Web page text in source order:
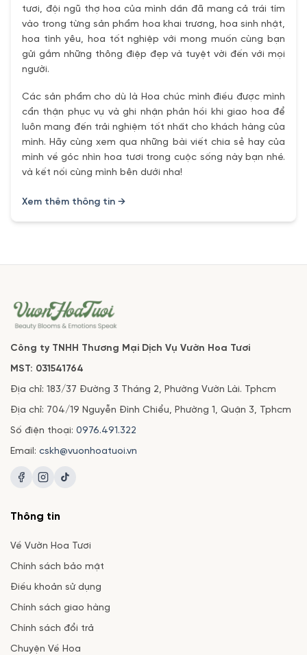
tươi, đội ngũ thợ hoa của mình dần đã mang cả trái tím
vào trong từng sản phẩm hoa khai trương, hoa sinh nhật,
hoa tình yêu, hoa tốt nghiệp với mong muốn cùng bạn
gửi gắm những thông điệp đẹp và tuyệt vời đến với mọi
người.
Các sản phẩm cho dù là Hoa chúc mình điều được mình
cẩn thận phục vụ và ghi nhận phản hồi khi giao hoa để
luôn mang đến trải nghiệm tốt nhất cho khách hàng của
mình. Hãy cùng xem qua những bài viết chia sẻ hay của
mình về góc nhìn hoa tươi trong cuộc sống này bạn nhé.
và kết nối cùng mình bên dưới nha!
Xem thêm thông tin →
Công ty TNHH Thương Mại Dịch Vụ Vườn Hoa Tươi
MST: 031541764
Địa chỉ: 183/37 Đường 3 Tháng 2, Phường Vườn Lài. Tphcm
Địa chỉ: 704/19 Nguyễn Đình Chiểu, Phường 1, Quận 3, Tphcm
Số điện thoại: 0976.491.322
Email: cskh@vuonhoatuoi.vn
Thông tin
Về Vườn Hoa Tươi
Chính sách bảo mật
Điều khoản sử dụng
Chính sách giao hàng
Chính sách đổi trả
Chuyện Về Hoa